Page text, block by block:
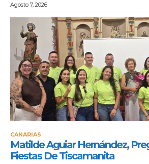
Agosto 7, 2026
CANARIAS
Matilde Aguiar Hernández,
Fiestas De Tiscamanita